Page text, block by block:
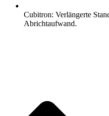
Cubitron: Verlängerte
Abrichtaufwand.